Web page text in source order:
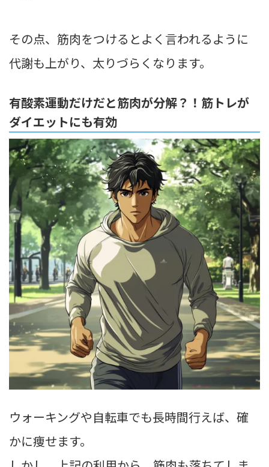
その点、筋肉をつけるとよく言われるように
代謝も上がり、太りづらくなります。
有酸素運動だけだと筋肉が分解？！筋トレが
ダイエットにも有効
ウォーキングや自転車でも長時間行えば、確
かに痩せます。